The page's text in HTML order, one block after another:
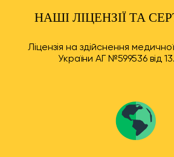
НАШІ ЛІЦЕНЗІЇ ТА
Ліцензія на здійснення
України АГ №599536 від